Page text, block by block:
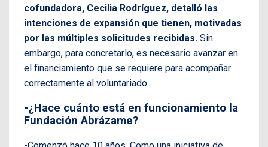
cofundadora, Cecilia Rodríguez, detalló las
intenciones de expansión que tienen, motivadas
por las múltiples solicitudes recibidas. Sin
embargo, para concretarlo, es necesario avanzar en
el financiamiento que se requiere para acompañar
correctamente al voluntariado.
-¿Hace cuánto está en funcionamiento la
Fundación Abrázame?